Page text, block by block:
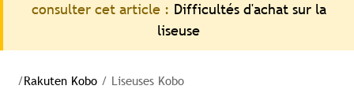
consulter cet article : Difficultés d'achat sur la
liseuse
/Rakuten Kobo / Liseuses Kobo